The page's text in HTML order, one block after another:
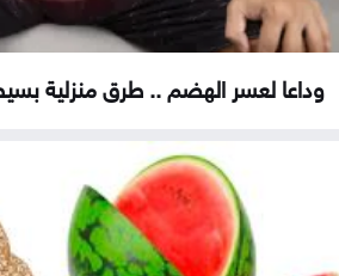
وداعا لعسر الهضم .. طرق منزلية